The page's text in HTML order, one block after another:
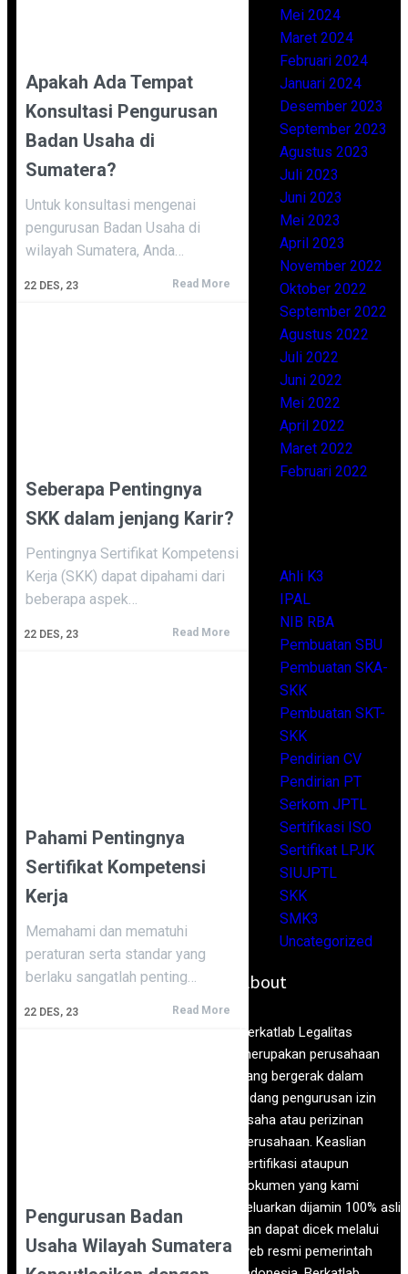
Apakah Ada Tempat
Konsultasi Pengurusan
Badan Usaha di
Sumatera?
22 DES, 23
Untuk konsultasi mengenai
pengurusan Badan Usaha di
wilayah Sumatera, Anda…
Read More
Seberapa Pentingnya
SKK dalam jenjang Karir?
22 DES, 23
Pentingnya Sertifikat Kompetensi
Kerja (SKK) dapat dipahami dari
beberapa aspek…
Read More
Pahami Pentingnya
Sertifikat Kompetensi
Kerja
22 DES, 23
Memahami dan mematuhi
peraturan serta standar yang
berlaku sangatlah penting…
Read More
Pengurusan Badan
Usaha Wilayah Sumatera
Mei 2024
Maret 2024
Februari 2024
Januari 2024
Desember 2023
September 2023
Agustus 2023
Juli 2023
Juni 2023
Mei 2023
April 2023
November 2022
Oktober 2022
September 2022
Agustus 2022
Juli 2022
Juni 2022
Mei 2022
April 2022
Maret 2022
Februari 2022
Ahli K3
IPAL
NIB RBA
Pembuatan SBU
Pembuatan SKA-
SKK
Pembuatan SKT-
SKK
Pendirian CV
Pendirian PT
Serkom JPTL
Sertifikasi ISO
Sertifikat LPJK
SIUJPTL
SKK
SMK3
Uncategorized
About
Berkatlab Legalitas
merupakan perusahaan
yang bergerak dalam
bidang pengurusan izin
usaha atau perizinan
perusahaan. Keaslian
sertifikasi ataupun
dokumen yang kami
keluarkan dijamin 100% asli
dan dapat dicek melalui
web resmi pemerintah